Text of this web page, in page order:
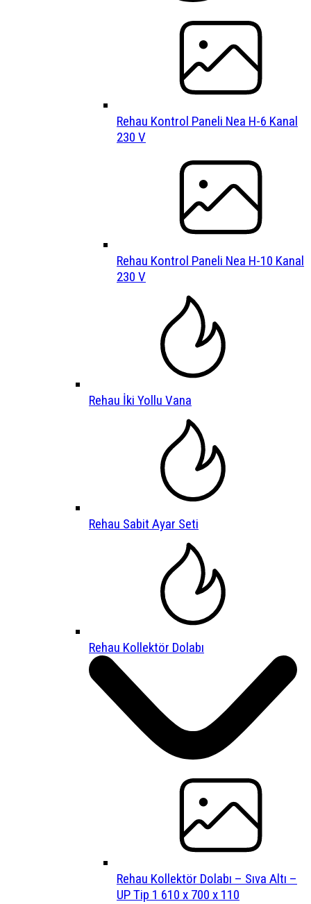
Rehau Kontrol Paneli Nea H-6 Kanal
230 V
Rehau Kontrol Paneli Nea H-10 Kanal
230 V
Rehau İki Yollu Vana
Rehau Sabit Ayar Seti
Rehau Kollektör Dolabı
Rehau Kollektör Dolabı – Sıva Altı –
UP Tip 1 610 x 700 x 110